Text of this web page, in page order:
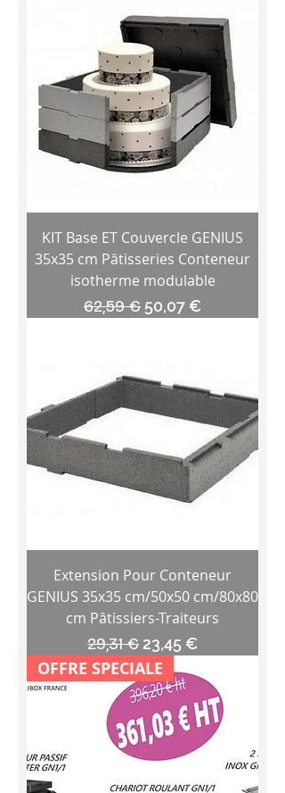
KIT Base ET Couvercle GENIUS
35x35 cm Pâtisseries Conteneur
isotherme modulable
Prix original
62,59 € Prix promotionnel
50,07 €
Extension Pour Conteneur
GENIUS 35x35 cm/50x50 cm/80x80
cm Pâtissiers-Traiteurs
Prix original
29,31 € Prix promotionnel
23,45 €
OFFRE SPECIALE